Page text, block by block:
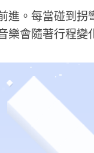
進。每當碰到
樂會隨著行程變